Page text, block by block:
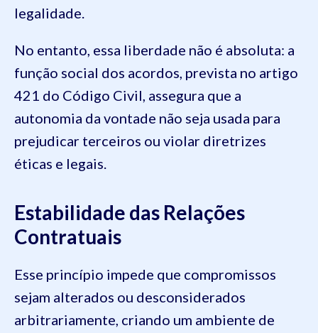
legalidade.
No entanto, essa liberdade não é absoluta: a
função social dos acordos, prevista no artigo
421 do Código Civil, assegura que a
autonomia da vontade não seja usada para
prejudicar terceiros ou violar diretrizes
éticas e legais.
Estabilidade das Relações
Contratuais
Esse princípio impede que compromissos
sejam alterados ou desconsiderados
arbitrariamente, criando um ambiente de